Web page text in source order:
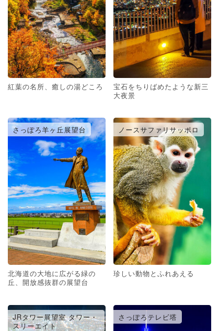
紅葉の名所、癒しの湯どころ
宝石をちりばめたような新三
大夜景
さっぽろ羊ヶ丘展望台
北海道の大地に広がる緑の
丘、開放感抜群の展望台
ノースサファリサッポロ
珍しい動物とふれあえる
JRタワー展望室 タワー・
スリーエイト
さっぽろテレビ塔